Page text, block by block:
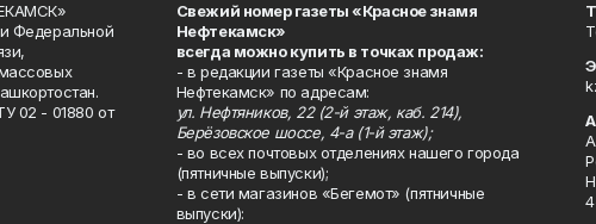
Федеральной
02 - 01880 от
Свежий номер газеты «Красное знамя
Нефтекамск»
всегда можно купить в точках продаж:
- в редакции газеты «Красное знамя
Нефтекамск» по адресам:
ул. Нефтяников, 22 (2-й этаж, каб. 214),
Берёзовское шоссе, 4-а (1-й этаж);
- во всех почтовых отделениях нашего города
(пятничные выпуски);
- в сети магазинов «Бегемот» (пятничные
выпуски):